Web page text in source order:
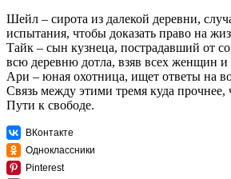
Шейл – сирота из далекой деревни,
испытания, чтобы доказать право на
Тайк – сын кузнеца, пострадавший от
всю деревню дотла, взяв всех женщин и
Ари – юная охотница, ищет ответы на
Связь между этими тремя куда
Пути к свободе.
ВКонтакте
Одноклассники
Pinterest